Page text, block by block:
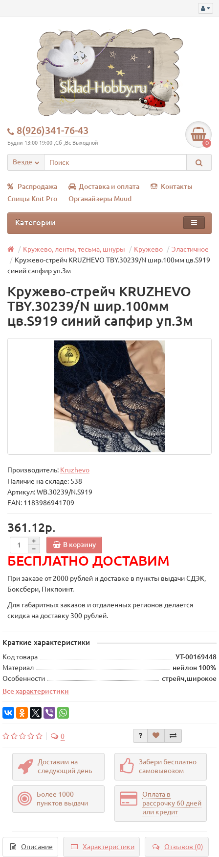
8(926)341-76-43
Будни 13:00-19:00 ,Сб ,Вс Выходной 0
Везде
Распродажа Доставка и оплата
Контакты
Спицы Knit Pro
Органайзеры Muud
Категории
Кружево, ленты, тесьма, шнуры Кружево
Эластичное
Кружево-стрейч KRUZHEVO TBY.30239/N шир.100мм цв.S919
синий сапфир уп.3м
Кружево-стрейч KRUZHEVO
TBY.30239/N шир.100мм
цв.S919 синий сапфир уп.3м
Производитель: Kruzhevo
Наличие на складе: 538
Артикул: WB.30239/N.S919
EAN: 1183986941709
361.12р.
В корзину
БЕСПЛАТНО ДОСТАВИМ
При заказе от 2000 рублей и доставке в пункты выдачи СДЭК,
Боксбери, Пикпоинт.
Для габаритных заказов и отдаленных регионов делается
скидка на доставку 300 рублей.
Краткие характеристики
Код товара
УТ-00169448
Материал
нейлон 100%
Особенности
стрейч,широкое
Все характеристики
0
Доставим на
следующий день
Забери бесплатно
самовывозом
Более 1000
пунктов выдачи
Оплата в
рассрочку 60 дней
или кредит
Описание Характеристики Отзывов (0)